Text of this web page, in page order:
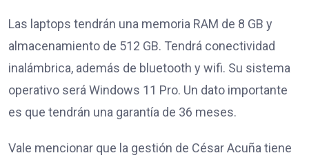
Las laptops tendrán una memoria RAM de 8 GB y
almacenamiento de 512 GB. Tendrá conectividad
inalámbrica, además de bluetooth y wifi. Su sistema
operativo será Windows 11 Pro. Un dato importante
es que tendrán una garantía de 36 meses.
Vale mencionar que la gestión de César Acuña tiene